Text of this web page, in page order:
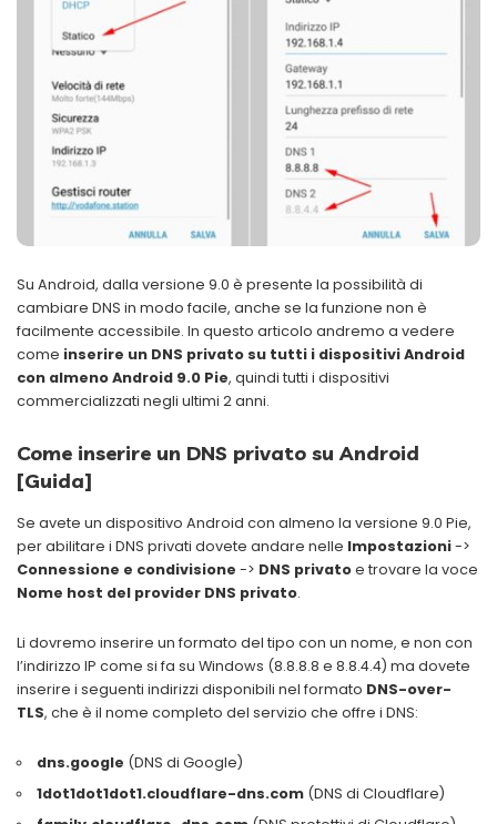
Su Android, dalla versione 9.0 è presente la possibilità di
cambiare DNS in modo facile, anche se la funzione non è
facilmente accessibile. In questo articolo andremo a vedere
come inserire un DNS privato su tutti i dispositivi Android
con almeno Android 9.0 Pie, quindi tutti i dispositivi
commercializzati negli ultimi 2 anni.
Come inserire un DNS privato su Android
[Guida]
Se avete un dispositivo Android con almeno la versione 9.0 Pie,
per abilitare i DNS privati dovete andare nelle Impostazioni->
Connessione e condivisione -> DNS privatoe trovare la voce
Nome host del provider DNS privato.
Li dovremo inserire un formato del tipo con un nome, e non con
l’indirizzo IP come si fa su Windows (8.8.8.8 e 8.8.4.4) ma dovete
inserire i seguenti indirizzi disponibili nel formato DNS-over-
TLS, che è il nome completo del servizio che offre i DNS:
dns.google (DNS di Google)
1dot1dot1dot1.cloudflare-dns.com (DNS di Cloudflare)